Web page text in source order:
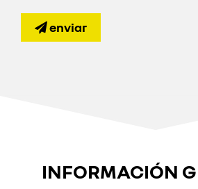
enviar
INFORMACIÓN